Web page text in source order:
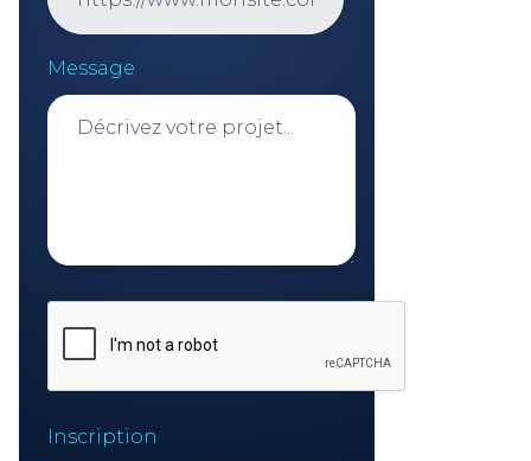
Message
Inscription